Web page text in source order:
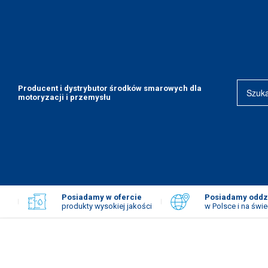
Producent i dystrybutor środków smarowych dla
motoryzacji i przemysłu
Posiadamy w ofercie
produkty wysokiej jakości
Posiadamy
w Polsce i na
Motoryzacja
Maszyny budowlane